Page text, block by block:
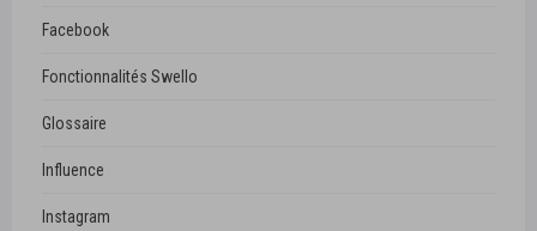
Facebook
Fonctionnalités Swello
Glossaire
Influence
Instagram